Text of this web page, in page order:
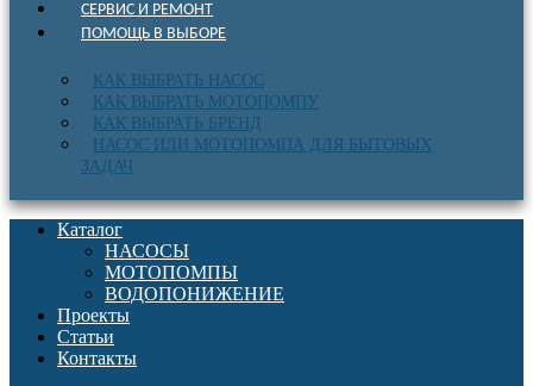
СЕРВИС И РЕМОНТ
ПОМОЩЬ В ВЫБОРЕ
КАК ВЫБРАТЬ НАСОС
КАК ВЫБРАТЬ МОТОПОМПУ
КАК ВЫБРАТЬ БРЕНД
НАСОС ИЛИ МОТОПОМПА ДЛЯ БЫТОВЫХ
ЗАДАЧ
Каталог
НАСОСЫ
МОТОПОМПЫ
ВОДОПОНИЖЕНИЕ
Проекты
Статьи
Контакты